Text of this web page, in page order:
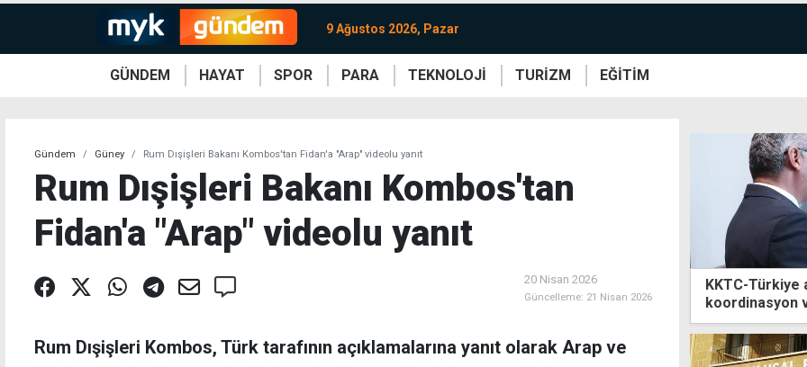
9 Ağustos 2026, Pazar
GÜNDEM HAYAT SPOR PARA TEKNOLOJİ TURİZM EĞİTİM
Gündem Güney Rum Dışişleri Bakanı Kombos'tan Fidan'a "Arap" videolu yanıt
Rum Dışişleri Bakanı Kombos'tan
Fidan'a "Arap" videolu yanıt
20 Nisan 2026
Güncelleme: 21 Nisan 2026
Rum Dışişleri Kombos, Türk tarafının açıklamalarına yanıt olarak Arap ve
KKTC-Türkiye
koordinasyon